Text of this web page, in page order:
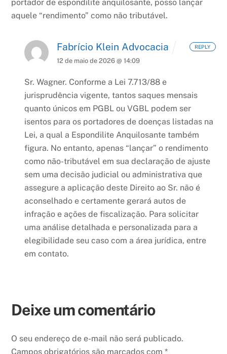
portador de espondilite anquilosante, posso lançar
aquele “rendimento” como não tributável.
Fabrício Klein Advocacia
12 de maio de 2026 @ 14:09
Sr. Wagner. Conforme a Lei 7.713/88 e
jurisprudência vigente, tantos saques mensais
quanto únicos em PGBL ou VGBL podem ser
isentos para os portadores de doenças listadas na
Lei, a qual a Espondilite Anquilosante também
figura. No entanto, apenas “lançar” o rendimento
como não-tributável em sua declaração de ajuste
sem uma decisão judicial ou administrativa que
assegure a aplicação deste Direito ao Sr. não é
aconselhado e certamente gerará autos de
infração e ações de fiscalização. Para solicitar
uma análise detalhada e personalizada para a
elegibilidade seu caso com a área jurídica, entre
em contato.
REPLY
Deixe um comentário
O seu endereço de e-mail não será publicado.
Campos obrigatórios são marcados com*